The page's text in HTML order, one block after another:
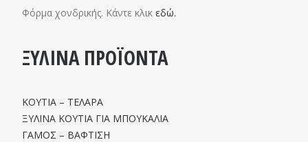
Φόρμα χονδρικής. Κάντε κλικ εδώ.
ΞΥΛΙΝΑ ΠΡΟΪΟΝΤΑ
ΚΟΥΤΙΑ – ΤΕΛΑΡΑ
ΞΥΛΙΝΑ ΚΟΥΤΙΑ ΓΙΑ ΜΠΟΥΚΑΛΙΑ
ΓΑΜΟΣ – ΒΑΦΤΙΣΗ